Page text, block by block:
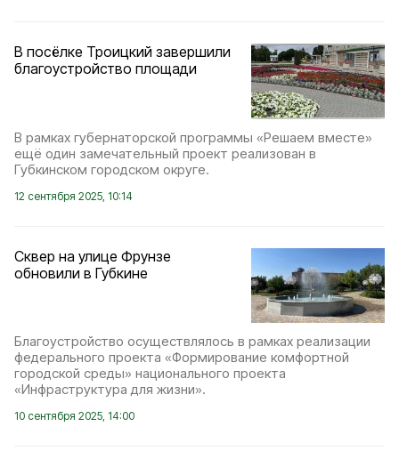
В посёлке Троицкий завершили
благоустройство площади
В рамках губернаторской программы «Решаем вместе»
ещё один замечательный проект реализован в
Губкинском городском округе.
12 сентября 2025, 10:14
Сквер на улице Фрунзе
обновили в Губкине
Благоустройство осуществлялось в рамках реализации
федерального проекта «Формирование комфортной
городской среды» национального проекта
«Инфраструктура для жизни».
10 сентября 2025, 14:00